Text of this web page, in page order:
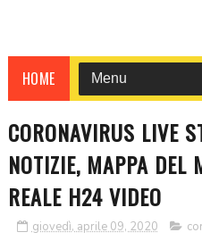
HOME
CORONAVIRUS LIVE
NOTIZIE, MAPPA DEL
REALE H24 VIDEO
giovedì, aprile 09, 2020